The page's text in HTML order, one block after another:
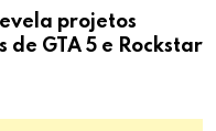
projetos
de GTA 5 e Rockstar